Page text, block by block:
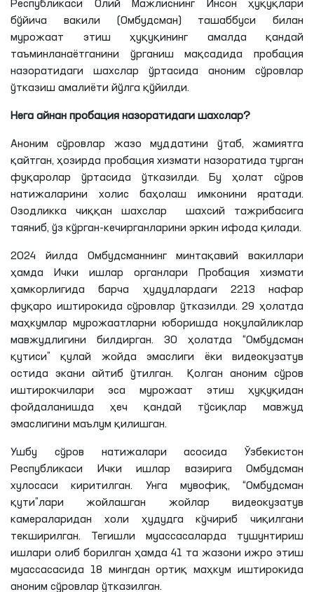
Республикаси Олий Мажлиснинг Инсон ҳуқуқлари
бўйича вакили (Омбудсман) ташаббуси билан
мурожаат этиш ҳуқуқининг амалда қандай
таъминланаётганини ўрганиш мақсадида пробация
назоратидаги шахслар ўртасида аноним сўровлар
ўтказиш амалиёти йўлга қўйилди.
Нега айнан пробация назоратидаги шахслар?
Аноним сўровлар жазо муддатини ўтаб, жамиятга
қайтган, ҳозирда пробация хизмати назоратида турган
фуқаролар ўртасида ўтказилди. Бу ҳолат сўров
натижаларини холис баҳолаш имконини яратади.
Озодликка чиққан шахслар шахсий тажрибасига
таяниб, ўз кўрган-кечирганларини эркин ифода қилади.
2024 йилда Омбудсманнинг минтақавий вакиллари
ҳамда Ички ишлар органлари Пробация хизмати
ҳамкорлигида барча ҳудудлардаги 2213 нафар
фуқаро иштирокида сўровлар ўтказилди. 29 ҳолатда
маҳкумлар мурожаатларни юборишда ноқулайликлар
мавжудлигини билдирган. 30 ҳолатда “Омбудсман
қутиси” қулай жойда эмаслиги ёки видеокузатув
остида экани айтиб ўтилган. Қолган аноним сўров
иштирокчилари эса мурожаат этиш ҳуқуқидан
фойдаланишда ҳеч қандай тўсиқлар мавжуд
эмаслигини маълум қилишган.
Ушбу сўров натижалари асосида Ўзбекистон
Республикаси Ички ишлар вазирига Омбудсман
хулосаси киритилган. Унга мувофиқ, “Омбудсман
қути”лари жойлашган жойлар видеокузатув
камераларидан холи ҳудудга кўчириб чиқилгани
текширилган. Тегишли муассасаларда тушунтириш
ишлари олиб борилган ҳамда 41 та жазони ижро этиш
муассасасида 18 мингдан ортиқ маҳкум иштирокида
аноним сўровлар ўтказилган.